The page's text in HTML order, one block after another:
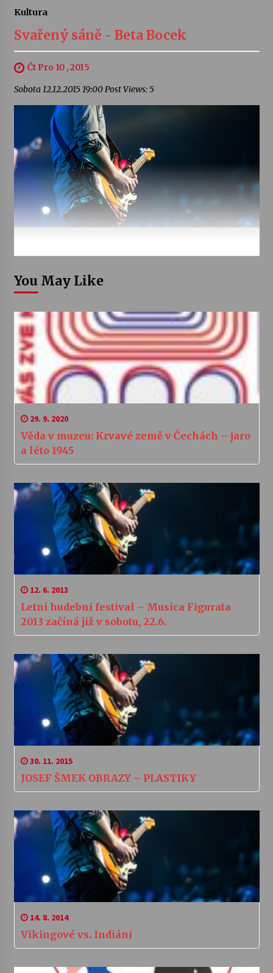
Kultura
Svařený sáně - Beta Bocek
Čt Pro 10 , 2015
Sobota 12.12.2015 19:00 Post Views: 5
You May Like
29. 9. 2020
Věda v muzeu: Krvavé země v Čechách – jaro
a léto 1945
12. 6. 2013
Letní hudební festival – Musica Figurata
2013 začíná již v sobotu, 22.6.
30. 11. 2015
JOSEF ŠMEK OBRAZY – PLASTIKY
14. 8. 2014
Vikingové vs. Indiáni